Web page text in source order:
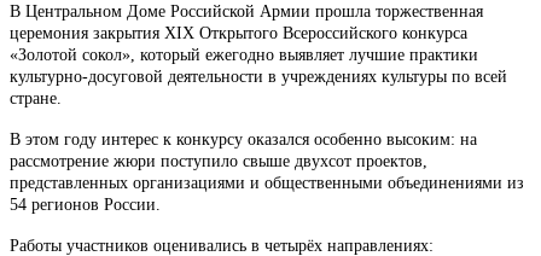
В Центральном Доме Российской Армии прошла торжественная
церемония закрытия XIX Открытого Всероссийского конкурса
«Золотой сокол», который ежегодно выявляет лучшие практики
культурно-досуговой деятельности в учреждениях культуры по всей
стране.
В этом году интерес к конкурсу оказался особенно высоким: на
рассмотрение жюри поступило свыше двухсот проектов,
представленных организациями и общественными объединениями из
54 регионов России.
Работы участников оценивались в четырёх направлениях: